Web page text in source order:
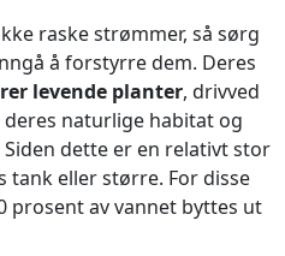
raske strømmer, så sørg
å forstyrre dem. Deres
levende planter, drivved
naturlige habitat og
dette er en relativt stor
tank eller større. For disse
prosent av vannet byttes ut